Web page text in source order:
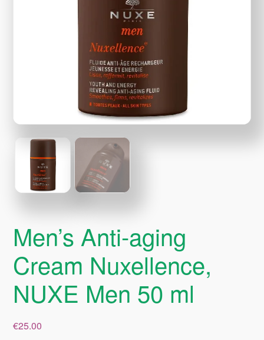
Men’s Anti-aging
Cream Nuxellence,
NUXE Men 50 ml
€25.00